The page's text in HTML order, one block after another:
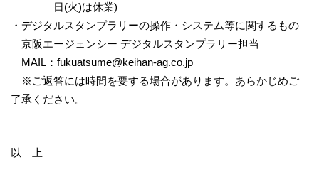
日(火)は休業)
・デジタルスタンプラリーの操作・システム等に関するもの
京阪エージェンシー デジタルスタンプラリー担当
MAIL： fukuatsume@keihan-ag.co.jp
※ご返答には時間を要する場合があります。あらかじめご
了承ください。
以 上